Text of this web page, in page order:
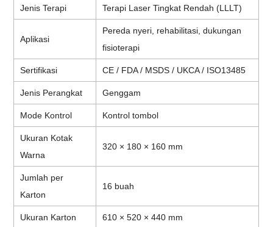
Jenis Terapi Terapi Laser Tingkat Rendah (LLLT)
Aplikasi
Pereda nyeri, rehabilitasi, dukungan
fisioterapi
Sertifikasi CE / FDA / MSDS / UKCA / ISO13485
Jenis Perangkat Genggam
Mode Kontrol Kontrol tombol
Ukuran Kotak
Warna
320 × 180 × 160 mm
Jumlah per
Karton
16 buah
Ukuran Karton 610 × 520 × 440 mm